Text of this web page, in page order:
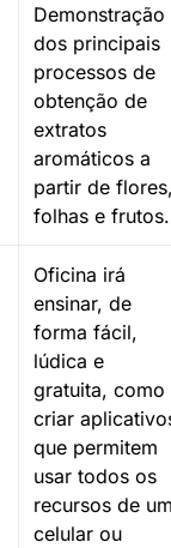
Demonstração
dos principais
processos de
obtenção de
extratos
aromáticos a
partir de
folhas e frutos.
Oficina irá
ensinar, de
forma fácil,
lúdica e
gratuita, como
criar
que permitem
usar todos os
recursos de
celular ou